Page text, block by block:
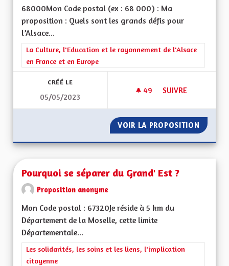
68000Mon Code postal (ex : 68 000) : Ma
proposition : Quels sont les grands défis pour
l’Alsace...
Filtrer les résultats de la catégorie : La Culture, l'Education et
La Culture, l'Education et le rayonnement de l'Alsace
en France et en Europe
CRÉÉ LE
05/05/2023
49 49 ABONNÉS
SUIVRE
VOIR LA PROPOSITION POUR
Pourquoi se séparer du Grand' Est ?
Proposition anonyme
Mon Code postal : 67320Je réside à 5 km du
Département de la Moselle, cette limite
Départementale...
Filtrer les résultats de la catégorie : Les solidarités, les soins
Les solidarités, les soins et les liens, l'implication
citoyenne